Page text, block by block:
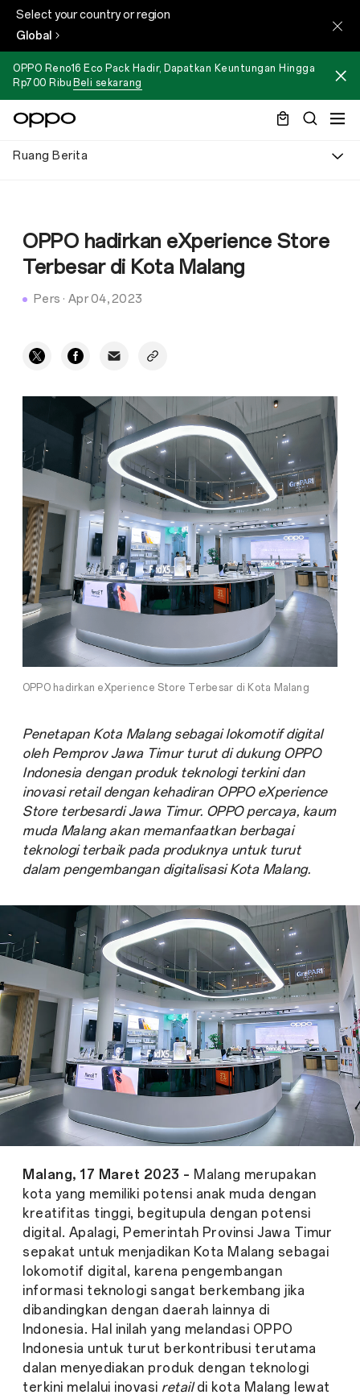
Select your country or region
Global
OPPO Reno16 Eco Pack Hadir, Dapatkan Keuntungan Hingga
Rp700 Ribu Beli sekarang
Ruang Berita
OPPO hadirkan eXperience Store
Terbesar di Kota Malang
Pers · Apr 04, 2023
OPPO hadirkan eXperience Store Terbesar di Kota Malang
Penetapan Kota Malang sebagai lokomotif digital
oleh Pemprov Jawa Timur turut di dukung OPPO
Indonesia dengan produk teknologi terkini dan
inovasi retail dengan kehadiran OPPO eXperience
Store terbesardi Jawa Timur. OPPO percaya, kaum
muda Malang akan memanfaatkan berbagai
teknologi terbaik pada produknya untuk turut
dalam pengembangan digitalisasi Kota Malang.
Malang, 17 Maret 2023 – Malang merupakan
kota yang memiliki potensi anak muda dengan
kreatifitas tinggi, begitupula dengan potensi
digital. Apalagi, Pemerintah Provinsi Jawa Timur
sepakat untuk menjadikan Kota Malang sebagai
lokomotif digital, karena pengembangan
informasi teknologi sangat berkembang jika
dibandingkan dengan daerah lainnya di
Indonesia. Hal inilah yang melandasi OPPO
Indonesia untuk turut berkontribusi terutama
dalan menyediakan produk dengan teknologi
terkini melalui inovasi retaildi kota Malang lewat